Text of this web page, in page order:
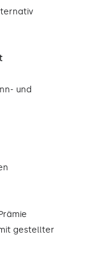
und
gestellter